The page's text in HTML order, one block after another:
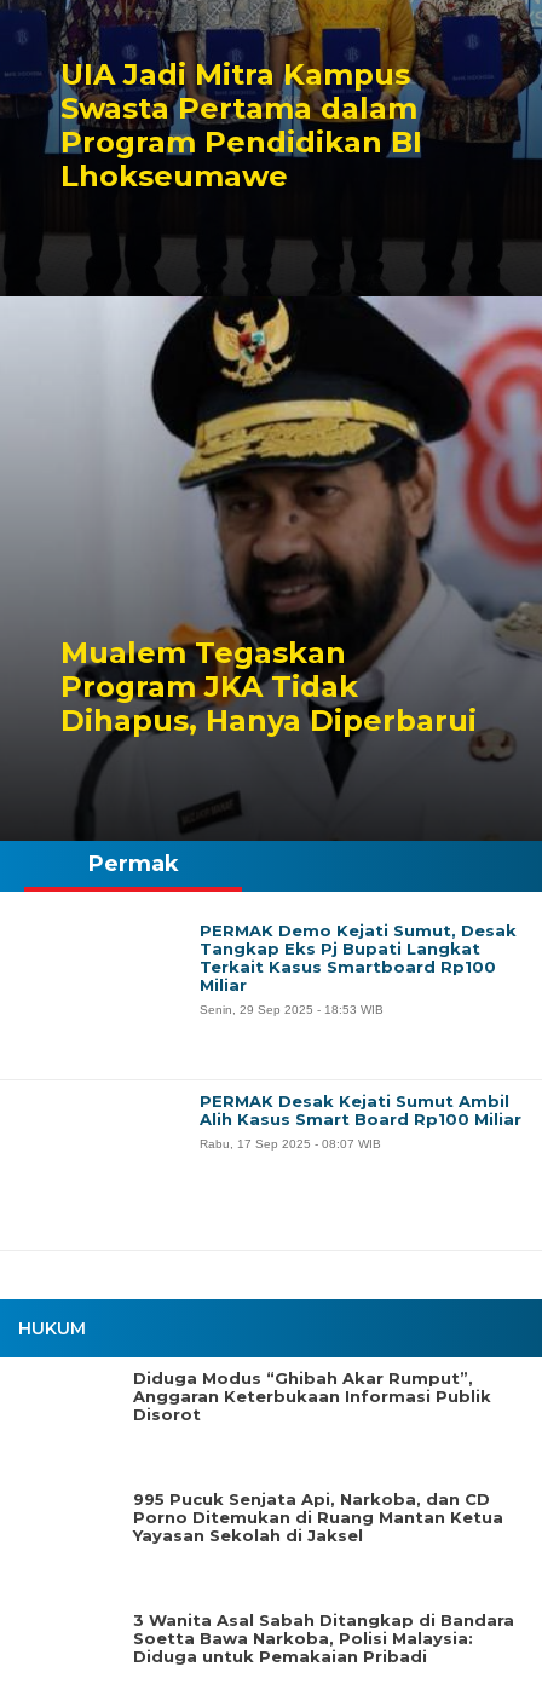
UIA Jadi Mitra Kampus
Swasta Pertama dalam
Program Pendidikan BI
Lhokseumawe
Mualem Tegaskan
Program JKA Tidak
Dihapus, Hanya Diperbarui
HUKUM
Diduga Modus “Ghibah Akar Rumput”,
Anggaran Keterbukaan Informasi Publik
Disorot
995 Pucuk Senjata Api, Narkoba, dan CD
Porno Ditemukan di Ruang Mantan Ketua
Yayasan Sekolah di Jaksel
3 Wanita Asal Sabah Ditangkap di Bandara
Soetta Bawa Narkoba, Polisi Malaysia:
Diduga untuk Pemakaian Pribadi
Permak
PERMAK Demo Kejati Sumut, Desak
Tangkap Eks Pj Bupati Langkat
Terkait Kasus Smartboard Rp100
Miliar
Senin, 29 Sep 2025 - 18:53 WIB
PERMAK Desak Kejati Sumut Ambil
Alih Kasus Smart Board Rp100 Miliar
Rabu, 17 Sep 2025 - 08:07 WIB